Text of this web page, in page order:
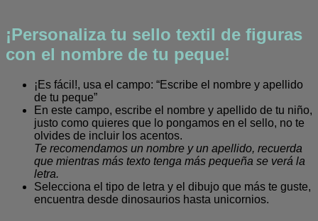
¡Personaliza tu sello textil de figuras
con el nombre de tu peque!
¡Es fácil!, usa el campo: “Escribe el nombre y apellido
de tu peque”
En este campo, escribe el nombre y apellido de tu niño,
justo como quieres que lo pongamos en el sello, no te
olvides de incluir los acentos.
Te recomendamos un nombre y un apellido, recuerda
que mientras más texto tenga más pequeña se verá la
letra.
Selecciona el tipo de letra y el dibujo que más te guste,
encuentra desde dinosaurios hasta unicornios.